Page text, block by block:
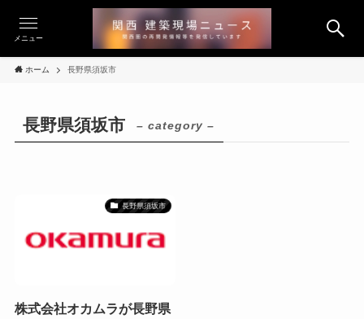
メニュー
ホーム 長野県須坂市
長野県須坂市 – category –
長野県須坂市
株式会社オカムラが長野県